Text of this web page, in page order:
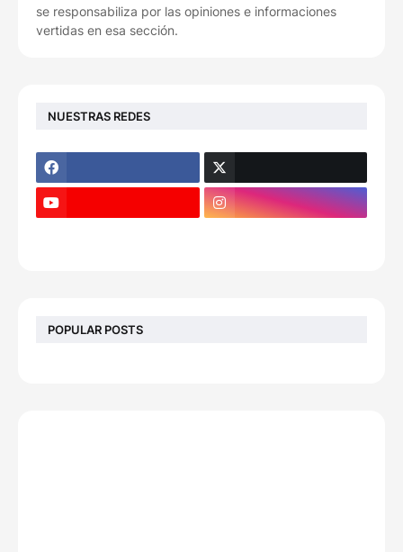
se responsabiliza por las opiniones e informaciones
vertidas en esa sección.
NUESTRAS REDES
POPULAR POSTS